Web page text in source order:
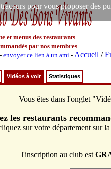
pour vous proposer des
et menus des restaurants
par nos membres
envoyer ce lien à un ami- Accueil /
Vidéos à voir Statistiques
Vous êtes dans l'onglet
les restaurants
sur votre département sur
l'inscription au club est